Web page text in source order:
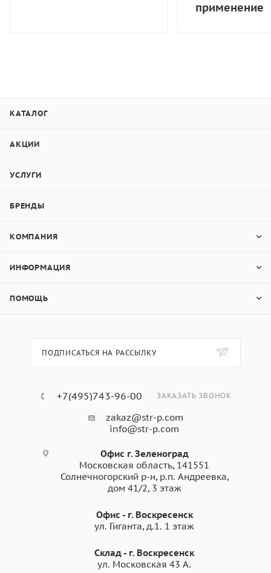
применение
КАТАЛОГ
АКЦИИ
УСЛУГИ
БРЕНДЫ
КОМПАНИЯ
ИНФОРМАЦИЯ
ПОМОЩЬ
ПОДПИСАТЬСЯ НА РАССЫЛКУ
+7(495)743-96-00 ЗАКАЗАТЬ ЗВОНОК
zakaz@str-p.com
info@str-p.com
Офис г. Зеленоград
Московская область, 141551
Солнечногорский р-н, р.п. Андреевка,
дом 41/2, 3 этаж
Офис - г. Воскресенск
ул. Гиганта, д.1. 1 этаж
Склад - г. Воскресенск
ул. Московская 43 А.